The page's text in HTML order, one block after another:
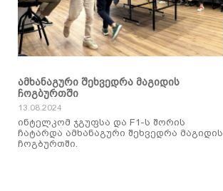
ამხანაგური შეხვედრა მაგიდის
ჩოგბურთში
13.08.2024
ინტელკომ ჯგუფსა და F1-ს შორის
ჩატარდა ამხანაგური შეხვედრა მაგიდის
ჩოგბურთში.